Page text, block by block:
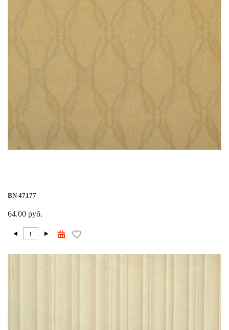
BN 47177
64.00 руб.